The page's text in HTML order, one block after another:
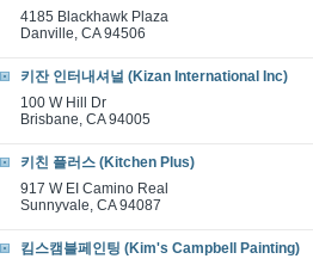
4185 Blackhawk Plaza
Danville, CA 94506
키잔 인터내셔널 (Kizan International Inc)
100 W Hill Dr
Brisbane, CA 94005
키친 플러스 (Kitchen Plus)
917 W EI Camino Real
Sunnyvale, CA 94087
킴스캠블페인팅 (Kim's Campbell Painting)